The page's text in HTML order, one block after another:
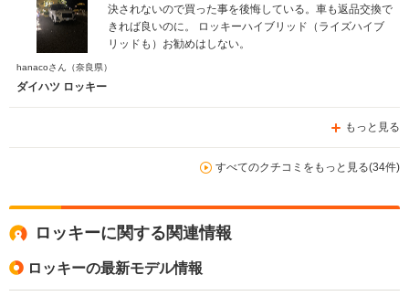
決されないので買った事を後悔している。車も返品交換で
きれば良いのに。 ロッキーハイブリッド（ライズハイブ
リッドも）お勧めはしない。
hanacoさん （奈良県）
ダイハツ ロッキー
もっと見る
すべてのクチコミをもっと見る(34件)
ロッキーに関する関連情報
ロッキーの最新モデル情報